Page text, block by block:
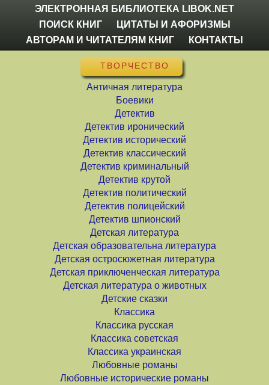
ЭЛЕКТРОННАЯ БИБЛИОТЕКА LIBOK.NET
ПОИСК КНИГ
ЦИТАТЫ И АФОРИЗМЫ
АВТОРАМ И ЧИТАТЕЛЯМ КНИГ
КОНТАКТЫ
ТВОРЧЕСТВО
Античная литература
Боевики
Детектив
Детектив иронический
Детектив исторический
Детектив классический
Детектив криминальный
Детектив крутой
Детектив политический
Детектив полицейский
Детектив шпионский
Детская литература
Детская образовательна литература
Детская остросюжетная литература
Детская приключенческая литература
Детская литература о животных
Детские сказки
Классика
Классика русская
Классика советская
Классика украинская
Любовные романы
Любовные исторические романы